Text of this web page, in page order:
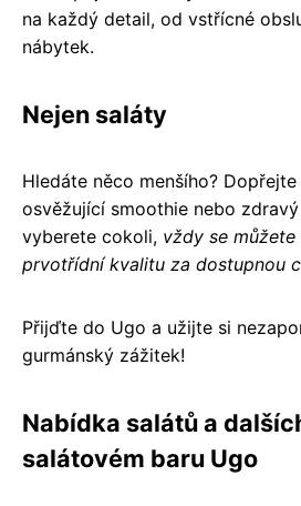
na každý detail, od vstřícné
nábytek.
Nejen saláty
Hledáte něco menšího?
osvěžující smoothie nebo
vyberete cokoli, vždy se
prvotřídní kvalitu za dostupnou
Přijďte do Ugo a užijte si
gurmánský zážitek!
Nabídka salátů a
salátovém baru Ugo